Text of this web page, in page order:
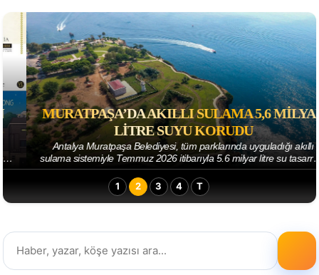
MURATPAŞA’DA AKILLI SULAMA 5,6 MILYAR
LITRE SUYU KORUDU
Antalya Muratpaşa Belediyesi, tüm parklarında uyguladığı akıllı
sulama sistemiyle Temmuz 2026 itibarıyla 5.6 milyar litre su tasarrufu
sağladı. Parkların sul...
1
2 3 4 T